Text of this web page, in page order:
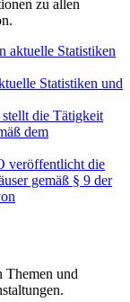
zu allen
aktuelle Statistiken
Statistiken und
die Tätigkeit
dem
veröffentlicht die
gemäß § 9 der
Themen und